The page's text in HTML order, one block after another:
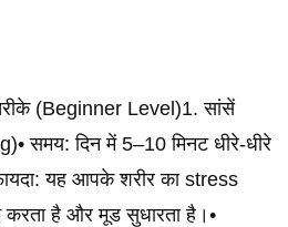
(Beginner Level)1. सांसें
समय: दिन में 5–10 मिनट धीरे-धीरे
यह आपके शरीर का stress
करता है और मूड सुधारता है।•